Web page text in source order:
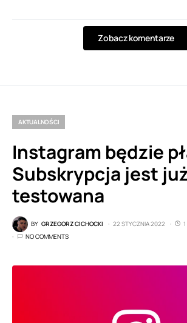
Zobacz komentarze
AKTUALNOŚCI
Instagram będzie
Subskrypcja jest
testowana
BY GRZEGORZ CICHOCKI 22 STYCZNIA 2022
NO COMMENTS